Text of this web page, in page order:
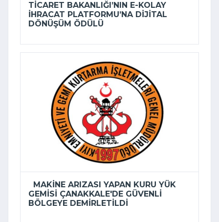
TICARET BAKANLIĞI’NIN E-KOLAY
İHRACAT PLATFORMU’NA DIJITAL
DÖNÜŞÜM ÖDÜLÜ
MAKINE ARIZASI YAPAN KURU YÜK
GEMISI ÇANAKKALE'DE GÜVENLI
BÖLGEYE DEMIRLETILDI